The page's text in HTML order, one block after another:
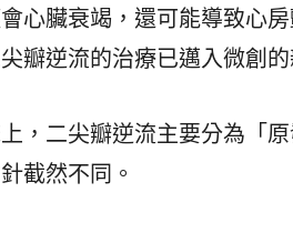
心臟衰竭，還可能導致心
瓣逆流的治療已邁入微創的
，二尖瓣逆流主要分為「
截然不同。